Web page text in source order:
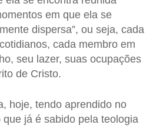
em que ela se
dispersa”, ou seja, cada
cada membro em
seu lazer, suas ocupações
de Cristo.
hoje, tendo aprendido no
já é sabido pela teologia